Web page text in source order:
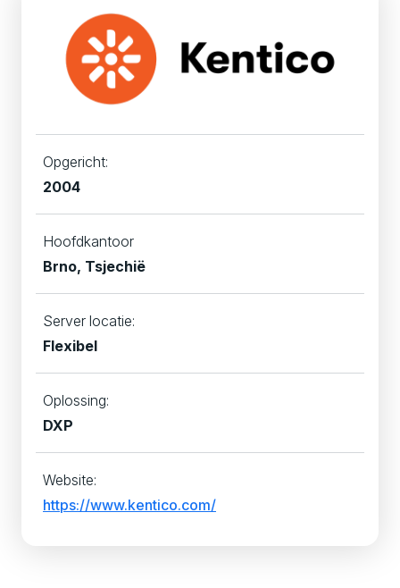
Opgericht:
2004
Hoofdkantoor
Brno, Tsjechië
Server locatie:
Flexibel
Oplossing:
DXP
Website:
https://www.kentico.com/